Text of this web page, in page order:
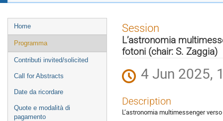
Event
menu
Home
Programma
Contributi invited/solicited
Call for Abstracts
Date da ricordare
Quote e modalità di
pagamento
Session
L’astronomia
fotoni (chair: S. Zaggia)
4 Jun 2025,
Description
L’astronomia multimessenger